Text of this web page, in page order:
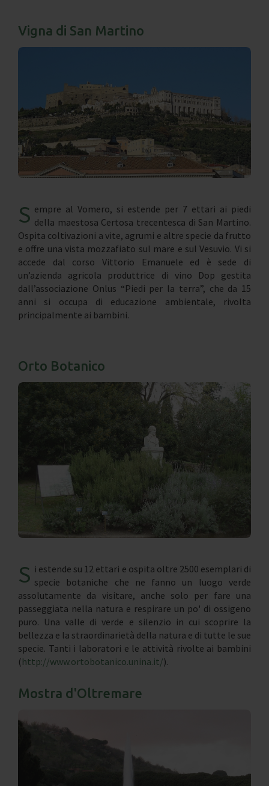
Vigna di San Martino
S empre al Vomero, si estende per 7 ettari ai piedi
della maestosa Certosa trecentesca di San Martino.
Ospita coltivazioni a vite, agrumi e altre specie da frutto
e offre una vista mozzafiato sul mare e sul Vesuvio. Vi si
accede dal corso Vittorio Emanuele ed è sede di
un’azienda agricola produttrice di vino Dop gestita
dall’associazione Onlus “Piedi per la terra”, che da 15
anni si occupa di educazione ambientale, rivolta
principalmente ai bambini.
Orto Botanico
S i estende su 12 ettari e ospita oltre 2500 esemplari di
specie botaniche che ne fanno un luogo verde
assolutamente da visitare, anche solo per fare una
passeggiata nella natura e respirare un po' di ossigeno
puro. Una valle di verde e silenzio in cui scoprire la
bellezza e la straordinarietà della natura e di tutte le sue
specie. Tanti i laboratori e le attività rivolte ai bambini
( http://www.ortobotanico.unina.it/).
Mostra d'Oltremare